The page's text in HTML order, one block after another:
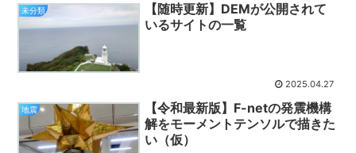
未分類
【随時更新】DEMが公開されて
いるサイトの一覧
2025.04.27
地震
【令和最新版】F-netの発震機構
解をモーメントテンソルで描きた
い（仮）